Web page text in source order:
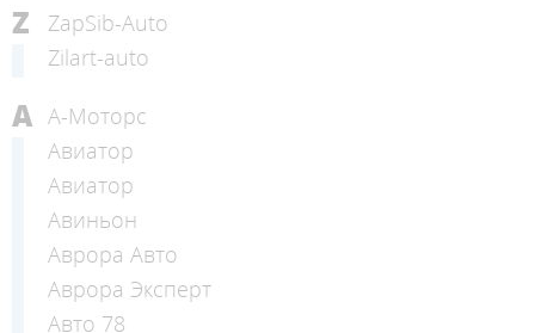
Z
ZapSib-Auto
Zilart-auto
А А-Моторс
Авиатор
Авиатор
Авиньон
Аврора Авто
Аврора Эксперт
Авто 78